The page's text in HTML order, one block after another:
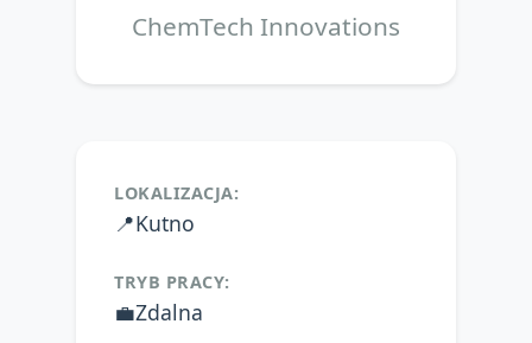
ChemTech Innovations
LOKALIZACJA:
📍Kutno
TRYB PRACY:
💼Zdalna